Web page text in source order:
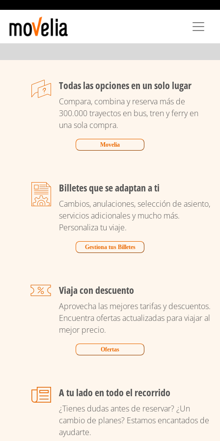
principal
Todas las opciones en un solo lugar
Compara, combina y reserva más de
300.000 trayectos en bus, tren y ferry en
una sola compra.
Movelia
Billetes que se adaptan a ti
Cambios, anulaciones, selección de asiento,
servicios adicionales y mucho más.
Personaliza tu viaje.
Gestiona tus Billetes
Viaja con descuento
Aprovecha las mejores tarifas y descuentos.
Encuentra ofertas actualizadas para viajar al
mejor precio.
Ofertas
A tu lado en todo el recorrido
¿Tienes dudas antes de reservar? ¿Un
cambio de planes? Estamos encantados de
ayudarte.